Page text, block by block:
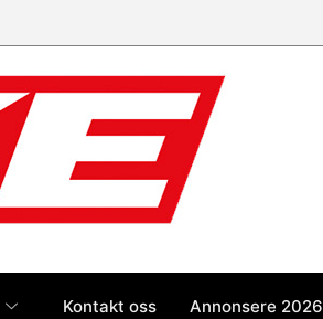
Kontakt oss Annonsere 2026